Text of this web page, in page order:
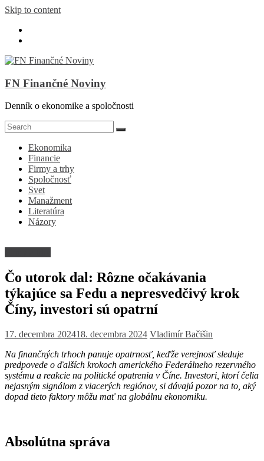
Skip to content
FN Finančné Noviny
Denník o ekonomike a spoločnosti
Ekonomika
Financie
Firmy a trhy
Spoločnosť
Svet
Manažment
Literatúra
Názory
Čo utorok dal: Rôzne očakávania
týkajúce sa Fedu a nepresvedčivý krok
Číny, investori sú opatrní
17. decembra 202418. decembra 2024 Vladimír Bačišin
Na finančných trhoch panuje opatrnosť, keďže verejnosť sleduje
predpovede o ďalších krokoch amerického Federálneho rezervného
systému a reakcie na politické opatrenia v Číne. Investori, ktorí čelia
nejasným signálom z viacerých regiónov, si dávajú pozor na to, aký
dopad tieto faktory môžu mať na globálnu ekonomiku.
Absolútna správa